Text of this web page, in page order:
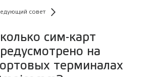
совет
сим-карт
на
терминалах